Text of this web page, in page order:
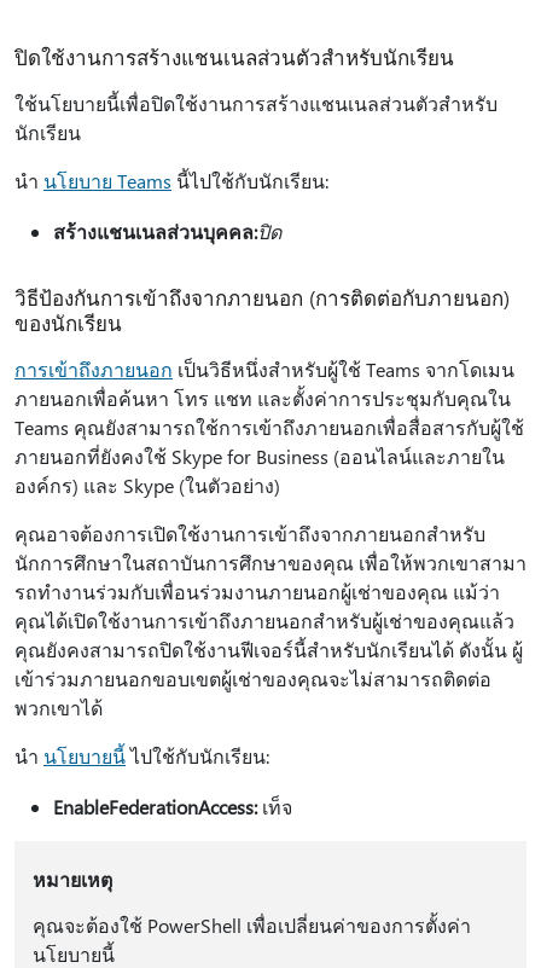
ปิดใช้งานการสร้างแชนเนลส่วนตัวสำหรับนักเรียน
ใช้นโยบายนี้เพื่อปิดใช้งานการสร้างแชนเนลส่วนตัวสำหรับ
นักเรียน
นํา นโยบาย Teams นี้ไปใช้กับนักเรียน:
สร้างแชนเนลส่วนบุคคล:ปิด
วิธีป้องกันการเข้าถึงจากภายนอก (การติดต่อกับภายนอก)
ของนักเรียน
การเข้าถึงภายนอก เป็นวิธีหนึ่งสําหรับผู้ใช้ Teams จากโดเมน
ภายนอกเพื่อค้นหา โทร แชท และตั้งค่าการประชุมกับคุณใน
Teams คุณยังสามารถใช้การเข้าถึงภายนอกเพื่อสื่อสารกับผู้ใช้
ภายนอกที่ยังคงใช้ Skype for Business (ออนไลน์และภายใน
องค์กร) และ Skype (ในตัวอย่าง)
คุณอาจต้องการเปิดใช้งานการเข้าถึงจากภายนอกสําหรับ
นักการศึกษาในสถาบันการศึกษาของคุณ เพื่อให้พวกเขาสามา
รถทํางานร่วมกับเพื่อนร่วมงานภายนอกผู้เช่าของคุณ แม้ว่า
คุณได้เปิดใช้งานการเข้าถึงภายนอกสําหรับผู้เช่าของคุณแล้ว
คุณยังคงสามารถปิดใช้งานฟีเจอร์นี้สําหรับนักเรียนได้ ดังนั้น ผู้
เข้าร่วมภายนอกขอบเขตผู้เช่าของคุณจะไม่สามารถติดต่อ
พวกเขาได้
นํา นโยบายนี้ไปใช้กับนักเรียน:
EnableFederationAccess:เท็จ
หมายเหตุ
คุณจะต้องใช้ PowerShell เพื่อเปลี่ยนค่าของการตั้งค่า
นโยบายนี้